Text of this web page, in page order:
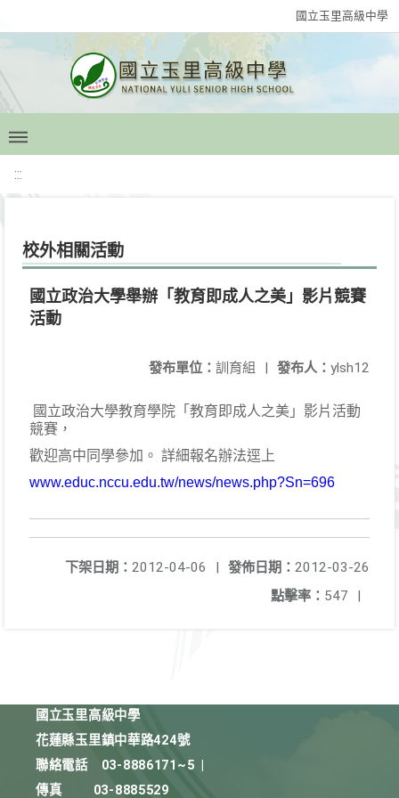
國立玉里高級中學
:::
校外相關活動
國立政治大學舉辦「教育即成人之美」影片競賽
活動
發布人： ylsh12
發布單位： 訓育組 |
國立政治大學教育學院「教育即成人之美」影片活動
競賽，
歡迎高中同學參加。 詳細報名辦法逕上
www.educ.nccu.edu.tw/news/news.php?Sn=696
發佈日期： 2012-03-26
下架日期： 2012-04-06
|
點擊率： 547 |
國立玉里高級中學
花蓮縣玉里鎮中華路424號
聯絡電話
03-8886171~5
傳真
03-8885529